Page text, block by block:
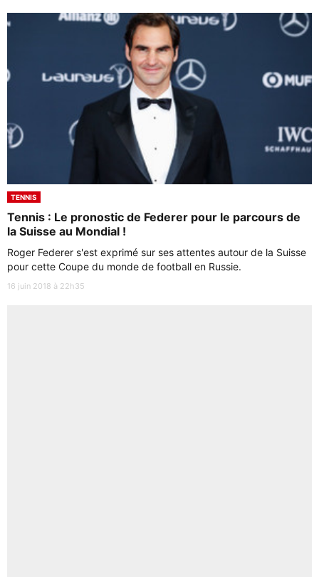
TENNIS
Tennis : Le pronostic de Federer pour le parcours de
la Suisse au Mondial !
Roger Federer s'est exprimé sur ses attentes autour de la Suisse
pour cette Coupe du monde de football en Russie.
16 juin 2018 à 22h35